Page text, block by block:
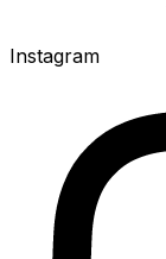
Instagram